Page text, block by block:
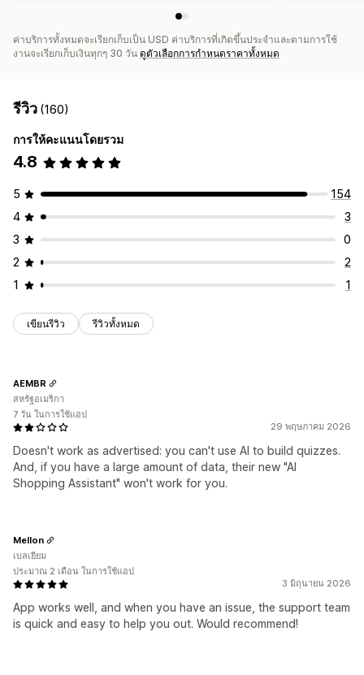
ค่าบริการทั้งหมดจะเรียกเก็บเป็น USD ค่าบริการที่เกิดขึ้นประจำและตามการใช้
งานจะเรียกเก็บเงินทุกๆ 30 วัน ดูตัวเลือกการกำหนดราคาทั้งหมด
รีวิว (160)
การให้คะแนนโดยรวม
4.8
5
154
4
3
3
0
2
2
1
1
เขียนรีวิว รีวิวทั้งหมด
29 พฤษภาคม 2026
Doesn't work as advertised: you can't use AI to build quizzes.
And, if you have a large amount of data, their new "AI
Shopping Assistant" won't work for you.
AEMBR
สหรัฐอเมริกา
7 วัน ในการใช้แอป
3 มิถุนายน 2026
App works well, and when you have an issue, the support team
is quick and easy to help you out. Would recommend!
Mellon
เบลเยียม
ประมาณ 2 เดือน ในการใช้แอป